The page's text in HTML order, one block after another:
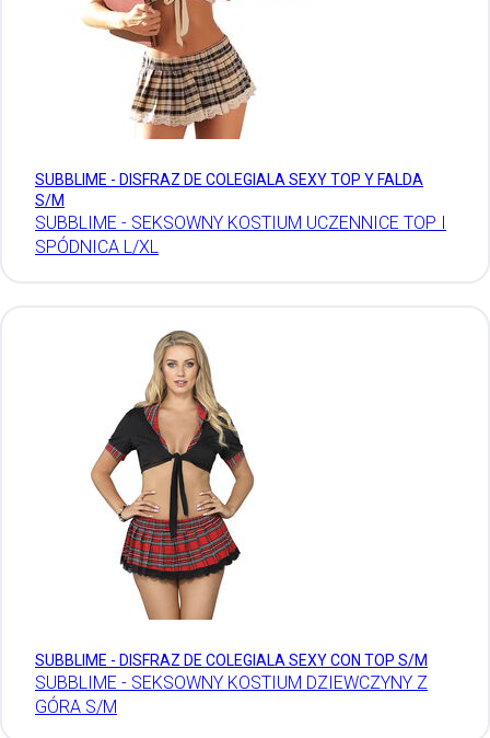
SUBBLIME - DISFRAZ DE COLEGIALA SEXY TOP Y FALDA
S/M
SUBBLIME - SEKSOWNY KOSTIUM UCZENNICE TOP I
SPÓDNICA L/XL
SUBBLIME - DISFRAZ DE COLEGIALA SEXY CON TOP S/M
SUBBLIME - SEKSOWNY KOSTIUM DZIEWCZYNY Z
GÓRA S/M